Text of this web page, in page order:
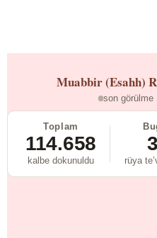
Muabbir (Esahh)
son görülme
Toplam
114.658
kalbe dokunuldu rüya